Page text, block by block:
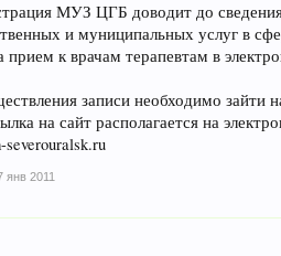
МУЗ ЦГБ доводит до сведения
и муниципальных услуг в
прием к врачам терапевтам в
записи необходимо зайти
на сайт располагается на
severouralsk.ru
янв 2011